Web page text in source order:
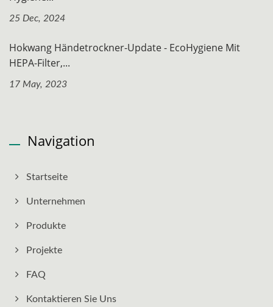
25 Dec, 2024
Hokwang Händetrockner-Update - EcoHygiene Mit
HEPA-Filter,...
17 May, 2023
Navigation
Startseite
Unternehmen
Produkte
Projekte
FAQ
Kontaktieren Sie Uns